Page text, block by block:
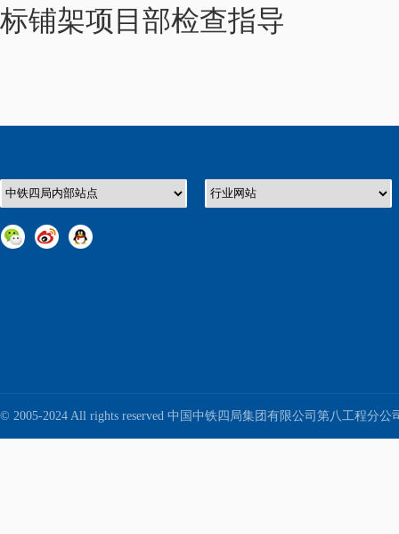
标铺架项目部检查指导
© 2005-2024 All rights reserved 中国中铁四局集团有限公司第八工程分